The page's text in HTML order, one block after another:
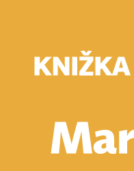
Vyhľadávanie